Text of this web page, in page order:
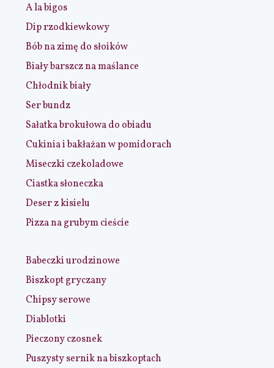
A la bigos
Dip rzodkiewkowy
Bób na zimę do słoików
Biały barszcz na maślance
Chłodnik biały
Ser bundz
Sałatka brokułowa do obiadu
Cukinia i bakłażan w pomidorach
Miseczki czekoladowe
Ciastka słoneczka
Deser z kisielu
Pizza na grubym cieście
Babeczki urodzinowe
Biszkopt gryczany
Chipsy serowe
Diablotki
Pieczony czosnek
Puszysty sernik na biszkoptach